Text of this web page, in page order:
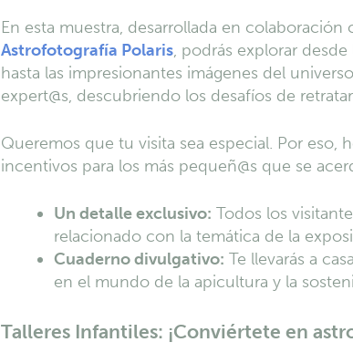
En esta muestra, desarrollada en colaboración
Astrofotografía Polaris, podrás explorar
hasta las impresionantes imágenes del
expert@s, descubriendo los desafíos de
Queremos que tu visita sea especial. Por eso,
incentivos para los más pequeñ@s que se
Un detalle exclusivo: Todos los
relacionado con la temática de la
Cuaderno divulgativo: Te llevarás a
en el mundo de la apicultura y la
Talleres Infantiles: ¡Conviértete en